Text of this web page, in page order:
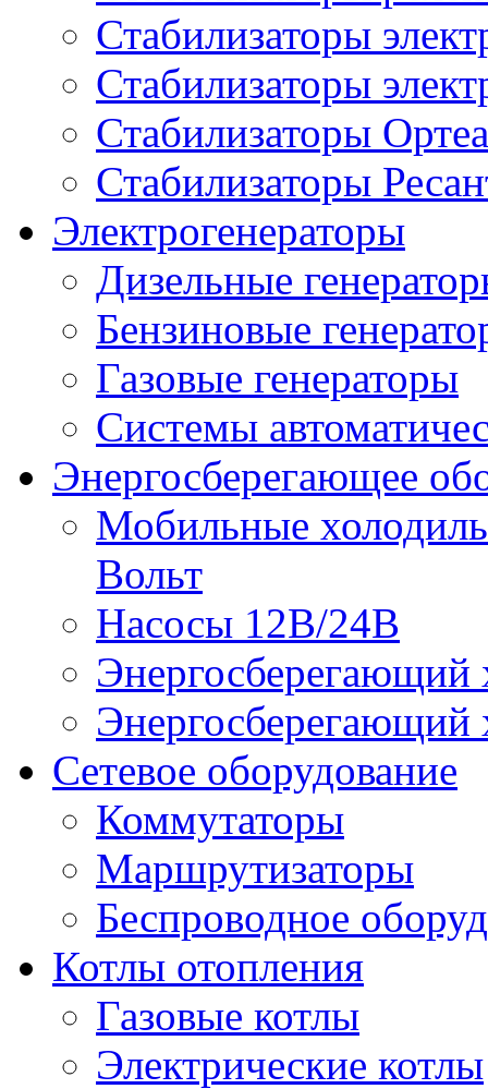
Стабилизаторы
Стабилизаторы
Стабилизаторы Ортеа
Стабилизаторы
Электрогенераторы
Дизельные
Бензиновые
Газовые генераторы
Системы
Энергосберегающее
Мобильные
Вольт
Насосы 12В/24В
Энергосберегающий
Энергосберегающий
Сетевое оборудование
Коммутаторы
Маршрутизаторы
Беспроводное
Котлы отопления
Газовые котлы
Электрические котлы